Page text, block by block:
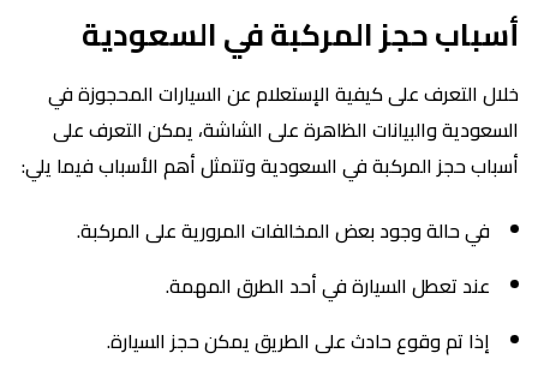
أسباب حجز المركبة في السعودية
خلال التعرف على كيفية الإستعلام عن السيارات المحجوزة في
السعودية والبيانات الظاهرة على الشاشة، يمكن التعرف على
أسباب حجز المركبة في السعودية وتتمثل أهم الأسباب فيما يلي:
في حالة وجود بعض المخالفات المرورية على المركبة.
عند تعطل السيارة في أحد الطرق المهمة.
إذا تم وقوع حادث على الطريق يمكن حجز السيارة.